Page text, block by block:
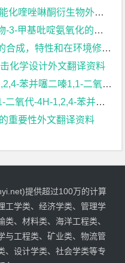
啉酮衍生物外文翻译资料
氧化的高效催化剂外文翻译资料
在环境修复中的应用外文翻译资料
化学设计外文翻译资料
嗪1,1-二氧化物衍生品外文翻译资料
苯并噻二嗪类衍生物外文翻译资料
重要性外文翻译资料
提供超过100万的计算
工学类、经济学类、管理学
、材料类、海洋工程类、
与工程类、矿业类、物流管
、设计学类、社会学类等专